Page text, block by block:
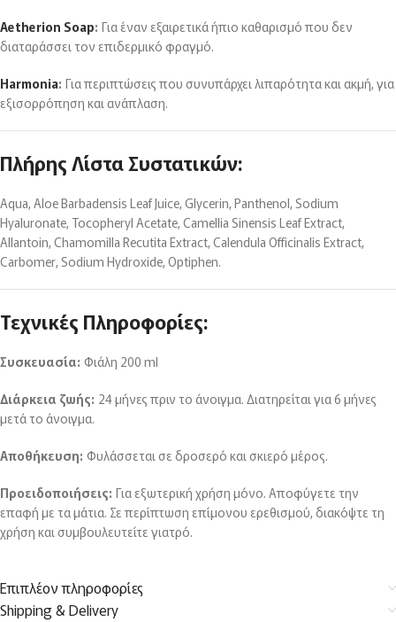
Aetherion Soap: Για έναν εξαιρετικά ήπιο καθαρισμό που δεν
διαταράσσει τον επιδερμικό φραγμό.
Harmonia: Για περιπτώσεις που συνυπάρχει λιπαρότητα και ακμή, για
εξισορρόπηση και ανάπλαση.
Πλήρης Λίστα Συστατικών:
Aqua, Aloe Barbadensis Leaf Juice, Glycerin, Panthenol, Sodium
Hyaluronate, Tocopheryl Acetate, Camellia Sinensis Leaf Extract,
Allantoin, Chamomilla Recutita Extract, Calendula Officinalis Extract,
Carbomer, Sodium Hydroxide, Optiphen.
Τεχνικές Πληροφορίες:
Συσκευασία: Φιάλη 200 ml
Διάρκεια ζωής: 24 μήνες πριν το άνοιγμα. Διατηρείται για 6 μήνες
μετά το άνοιγμα.
Αποθήκευση: Φυλάσσεται σε δροσερό και σκιερό μέρος.
Προειδοποιήσεις: Για εξωτερική χρήση μόνο. Αποφύγετε την
επαφή με τα μάτια. Σε περίπτωση επίμονου ερεθισμού, διακόψτε τη
χρήση και συμβουλευτείτε γιατρό.
Επιπλέον πληροφορίες
Shipping & Delivery